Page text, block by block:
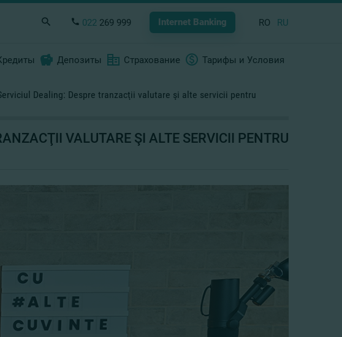
022 269 999 Internet Banking RO RU
Депозиты Страхование Тарифы и Условия
Dealing: Despre tranzacţii valutare şi alte servicii pentru
VALUTARE ŞI ALTE SERVICII PENTRU